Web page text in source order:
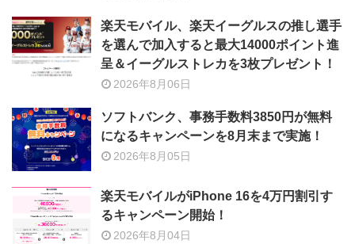
楽天モバイル、楽天イーグルスの推し選手
を選んで加入すると最大14000ポイント進
呈＆イーグルストレカを3枚プレゼント！
2026年8月06日
ソフトバンク、事務手数料3850円が無料
になるキャンペーンを8月末まで実施！
2026年8月05日
楽天モバイルがiPhone 16を4万円割引す
るキャンペーン開始！
2026年8月04日